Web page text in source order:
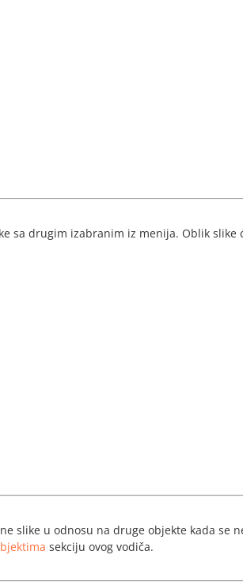
sa drugim izabranim iz menija. Oblik slike
slike u odnosu na druge objekte kada se
sekciju ovog vodiča.